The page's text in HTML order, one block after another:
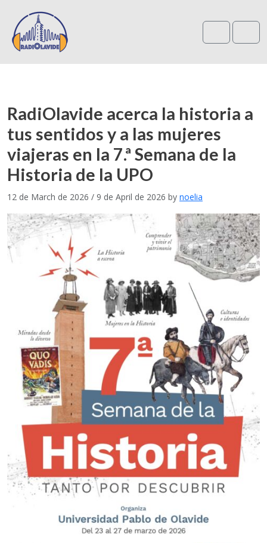
RadiOlavide acerca la historia a
tus sentidos y a las mujeres
viajeras en la 7.ª Semana de la
Historia de la UPO
12 de March de 2026 / 9 de April de 2026 by noelia